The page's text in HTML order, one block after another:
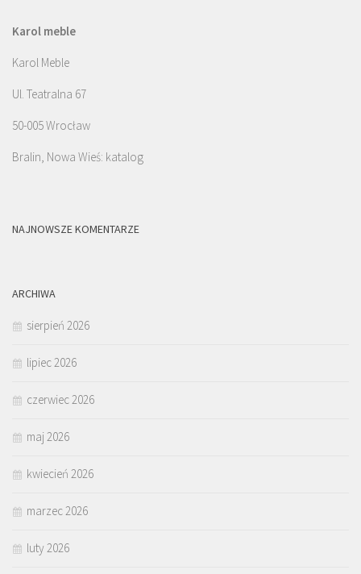
Karol meble
Karol Meble
Ul. Teatralna 67
50-005 Wrocław
Bralin, Nowa Wieś: katalog
NAJNOWSZE KOMENTARZE
ARCHIWA
sierpień 2026
lipiec 2026
czerwiec 2026
maj 2026
kwiecień 2026
marzec 2026
luty 2026